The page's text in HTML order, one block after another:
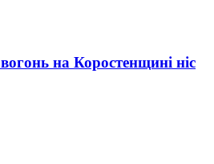
на Коростенщині ніс